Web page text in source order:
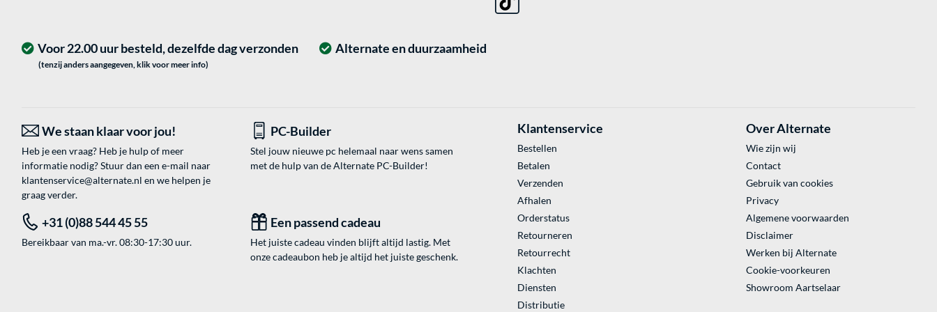
Alternate en duurzaamheid
Voor 22.00 uur besteld, dezelfde dag verzonden
(tenzij anders aangegeven, klik voor meer info)
We staan klaar voor jou!
Heb je een vraag? Heb je hulp of meer
informatie nodig? Stuur dan een e-mail naar
klantenservice@alternate.nl en we helpen je
graag verder.
PC-Builder
Stel jouw nieuwe pc helemaal naar wens samen
met de hulp van de Alternate PC-Builder!
+31 (0)88 544 45 55
Bereikbaar van ma.-vr. 08:30-17:30 uur.
Een passend cadeau
Het juiste cadeau vinden blijft altijd lastig. Met
onze cadeaubon heb je altijd het juiste geschenk.
Klantenservice
Bestellen
Betalen
Verzenden
Afhalen
Orderstatus
Retourneren
Retourrecht
Klachten
Diensten
Distributie
Over Alternate
Wie zijn wij
Contact
Gebruik van cookies
Privacy
Algemene voorwaarden
Disclaimer
Werken bij Alternate
Cookie-voorkeuren
Showroom Aartselaar